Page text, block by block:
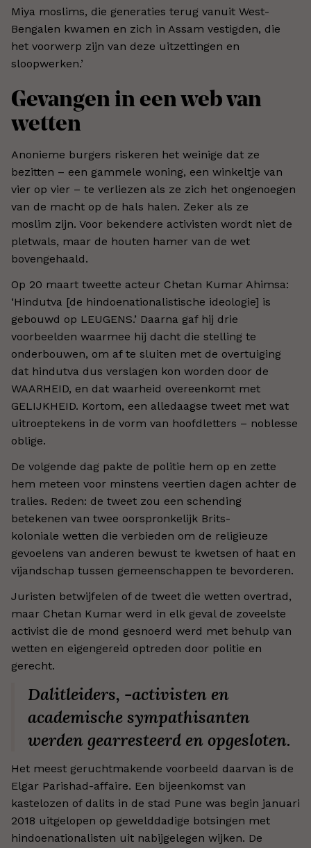
Miya moslims, die generaties terug vanuit West-
Bengalen kwamen en zich in Assam vestigden, die
het voorwerp zijn van deze uitzettingen en
sloopwerken.’
Gevangen in een web van
wetten
Anonieme burgers riskeren het weinige dat ze
bezitten – een gammele woning, een winkeltje van
vier op vier – te verliezen als ze zich het ongenoegen
van de macht op de hals halen. Zeker als ze
moslim zijn. Voor bekendere activisten wordt niet de
pletwals, maar de houten hamer van de wet
bovengehaald.
Op 20 maart tweette acteur Chetan Kumar Ahimsa:
‘Hindutva [de hindoenationalistische ideologie] is
gebouwd op LEUGENS.’ Daarna gaf hij drie
voorbeelden waarmee hij dacht die stelling te
onderbouwen, om af te sluiten met de overtuiging
dat hindutva dus verslagen kon worden door de
WAARHEID, en dat waarheid overeenkomt met
GELIJKHEID. Kortom, een alledaagse tweet met wat
uitroeptekens in de vorm van hoofdletters – noblesse
oblige.
De volgende dag pakte de politie hem op en zette
hem meteen voor minstens veertien dagen achter de
tralies. Reden: de tweet zou een schending
betekenen van twee oorspronkelijk Brits-
koloniale wetten die verbieden om de religieuze
gevoelens van anderen bewust te kwetsen of haat en
vijandschap tussen gemeenschappen te bevorderen.
Juristen betwijfelen of de tweet die wetten overtrad,
maar Chetan Kumar werd in elk geval de zoveelste
activist die de mond gesnoerd werd met behulp van
wetten en eigengereid optreden door politie en
gerecht.
Dalitleiders, -activisten en
academische sympathisanten
werden gearresteerd en opgesloten.
Het meest geruchtmakende voorbeeld daarvan is de
Elgar Parishad-affaire. Een bijeenkomst van
kastelozen of dalits in de stad Pune was begin januari
2018 uitgelopen op gewelddadige botsingen met
hindoenationalisten uit nabijgelegen wijken. De